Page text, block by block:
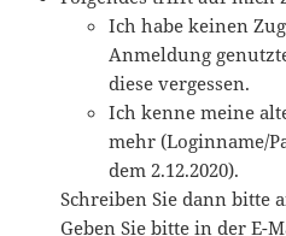
Ich habe keinen
Anmeldung
diese vergessen.
Ich kenne meine
mehr (Loginname/
dem 2.12.2020).
Schreiben Sie dann bitte
Geben Sie bitte in der E-